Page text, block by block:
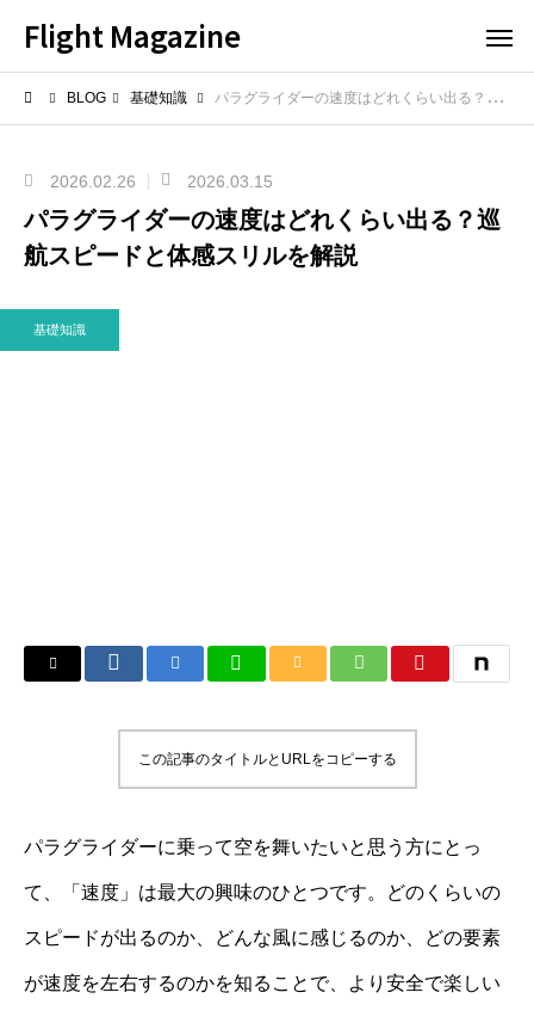
Flight Magazine
BLOG 基礎知識 パラグライダーの速度はどれくらい出る？巡航スピードと体感スリルを解説
2026.02.26 2026.03.15
パラグライダーの速度はどれくらい出る？巡
航スピードと体感スリルを解説
基礎知識
この記事のタイトルとURLをコピーする
パラグライダーに乗って空を舞いたいと思う方にとっ
て、「速度」は最大の興味のひとつです。どのくらいの
スピードが出るのか、どんな風に感じるのか、どの要素
が速度を左右するのかを知ることで、より安全で楽しい